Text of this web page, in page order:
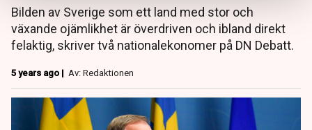
Bilden av Sverige som ett land med stor och
växande ojämlikhet är överdriven och ibland direkt
felaktig, skriver två nationalekonomer på DN Debatt.
5 years ago | Av: Redaktionen